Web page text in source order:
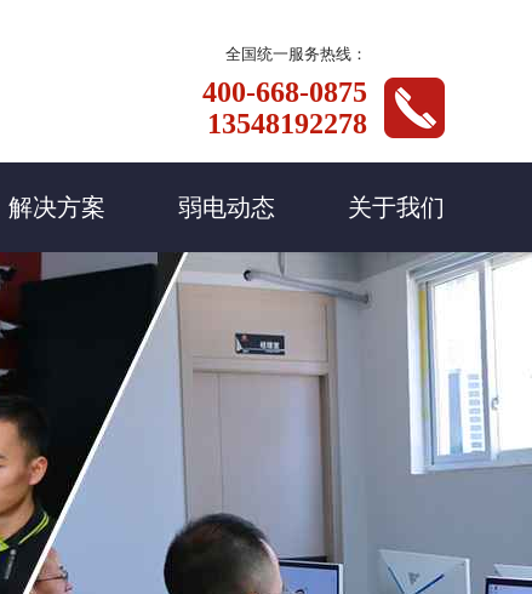
全国统一服务热线：
400-668-0875
13548192278
解决方案 弱电动态 关于我们